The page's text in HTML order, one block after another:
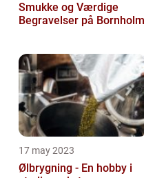
Smukke og Værdige
Begravelser på Bornholm
17 may 2023
Ølbrygning - En hobby i